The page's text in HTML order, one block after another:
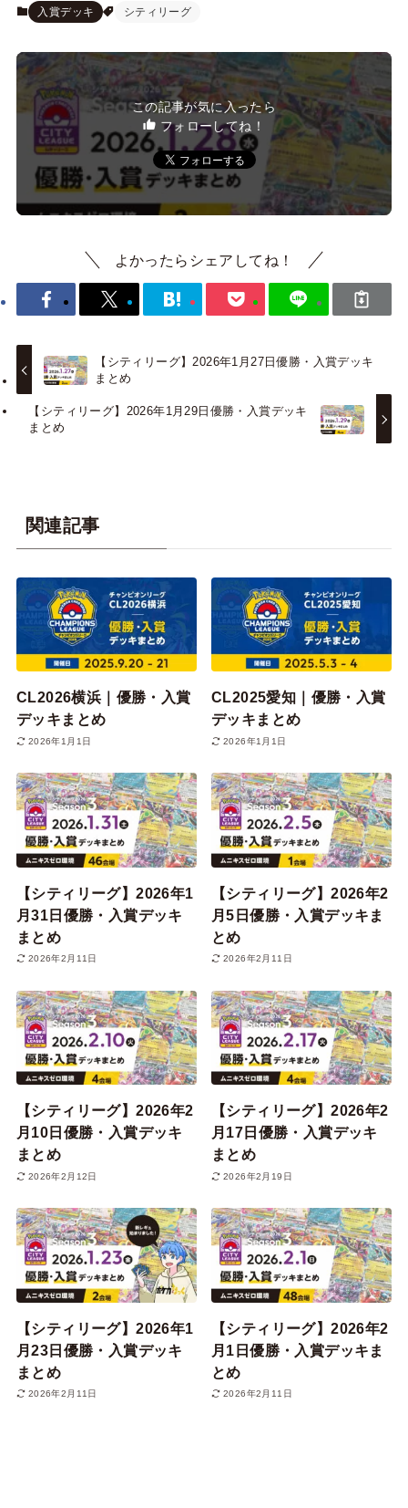
入賞デッキ シティリーグ
この記事が気に入ったら
フォローしてね！
よかったらシェアしてね！
【シティリーグ】2026年1月27日優勝・入賞デッキ
まとめ
【シティリーグ】2026年1月29日優勝・入賞デッキ
まとめ
関連記事
CL2026横浜｜優勝・入賞
デッキまとめ
2026年1月1日
CL2025愛知｜優勝・入賞
デッキまとめ
2026年1月1日
【シティリーグ】2026年1
月31日優勝・入賞デッキ
まとめ
2026年2月11日
【シティリーグ】2026年2
月5日優勝・入賞デッキま
とめ
2026年2月11日
【シティリーグ】2026年2
月10日優勝・入賞デッキ
まとめ
2026年2月12日
【シティリーグ】2026年2
月17日優勝・入賞デッキ
まとめ
2026年2月19日
【シティリーグ】2026年1
月23日優勝・入賞デッキ
まとめ
2026年2月11日
【シティリーグ】2026年2
月1日優勝・入賞デッキま
とめ
2026年2月11日